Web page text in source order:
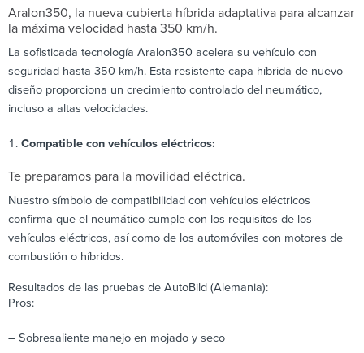
Aralon350, la nueva cubierta híbrida adaptativa para alcanzar
la máxima velocidad hasta 350 km/h.
La sofisticada tecnología Aralon350 acelera su vehículo con
seguridad hasta 350 km/h. Esta resistente capa híbrida de nuevo
diseño proporciona un crecimiento controlado del neumático,
incluso a altas velocidades.
Compatible con vehículos eléctricos:
Te preparamos para la movilidad eléctrica.
Nuestro símbolo de compatibilidad con vehículos eléctricos
confirma que el neumático cumple con los requisitos de los
vehículos eléctricos, así como de los automóviles con motores de
combustión o híbridos.
Resultados de las pruebas de AutoBild (Alemania):
Pros:
– Sobresaliente manejo en mojado y seco